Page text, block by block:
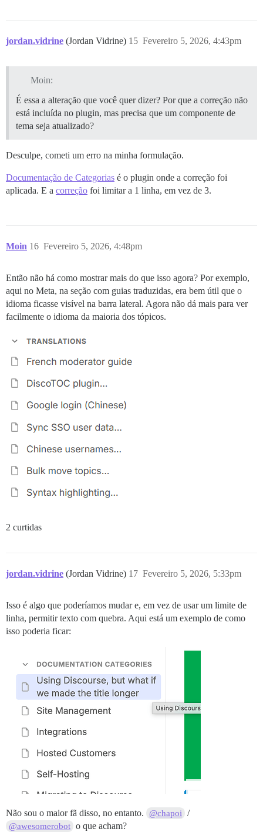
jordan.vidrine (Jordan Vidrine) Fevereiro 5, 2026, 4:43pm
15
Moin:
É essa a alteração que você quer dizer? Por que a correção não
está incluída no plugin, mas precisa que um componente de
tema seja atualizado?
Desculpe, cometi um erro na minha formulação.
Documentação de Categorias é o plugin onde a correção foi
aplicada. E a correção foi limitar a 1 linha, em vez de 3.
Moin Fevereiro 5, 2026, 4:48pm
16
Então não há como mostrar mais do que isso agora? Por exemplo,
aqui no Meta, na seção com guias traduzidas, era bem útil que o
idioma ficasse visível na barra lateral. Agora não dá mais para ver
facilmente o idioma da maioria dos tópicos.
2 curtidas
jordan.vidrine (Jordan Vidrine) Fevereiro 5, 2026, 5:33pm
17
Isso é algo que poderíamos mudar e, em vez de usar um limite de
linha, permitir texto com quebra. Aqui está um exemplo de como
isso poderia ficar:
Não sou o maior fã disso, no entanto. @chapoi /
@awesomerobot o que acham?